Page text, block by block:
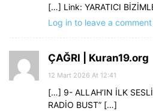
[…] Link: YARATICI
Log in to leave a comment
ÇAĞRI | Kuran19.org
12 Mart 2026 At 12:41
[…] 9- ALLAH’IN İLK
RADİO BUST” […]